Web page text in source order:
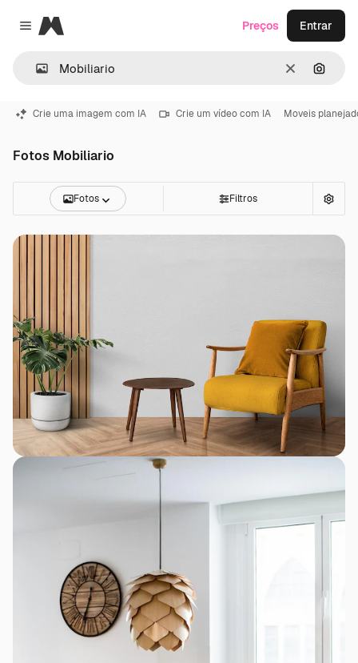
Close menu
Magnific
Limpar
Preços Entrar
Crie uma imagem com IA Crie um vídeo com IA Moveis
Fotos Mobiliario
Fotos Filtros